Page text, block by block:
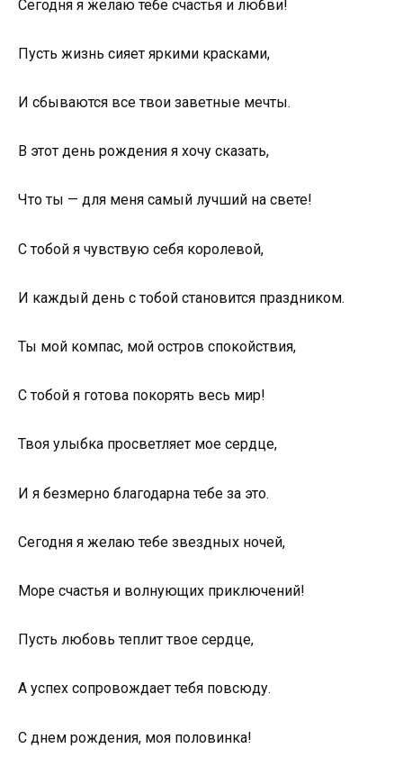
Сегодня я желаю тебе счастья и любви!
Пусть жизнь сияет яркими красками,
И сбываются все твои заветные мечты.
В этот день рождения я хочу сказать,
Что ты — для меня самый лучший на свете!
С тобой я чувствую себя королевой,
И каждый день с тобой становится праздником.
Ты мой компас, мой остров спокойствия,
С тобой я готова покорять весь мир!
Твоя улыбка просветляет мое сердце,
И я безмерно благодарна тебе за это.
Сегодня я желаю тебе звездных ночей,
Море счастья и волнующих приключений!
Пусть любовь теплит твое сердце,
А успех сопровождает тебя повсюду.
С днем рождения, моя половинка!